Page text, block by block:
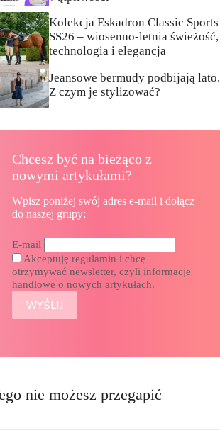
Kolekcja Eskadron Classic Sports
SS26 – wiosenno-letnia świeżość,
technologia i elegancja
Jeansowe bermudy podbijają lato.
Z czym je stylizować?
Chcesz być na bieżąco z
nowymi artykułami?
Wpisz poniżej swój adres e-mail i dołącz
do naszej grupy:
E-mail
Akceptuję regulamin i chcę
otrzymywać newsletter, czyli informacje
handlowe o nowych artykułach.
nie możesz przegapić